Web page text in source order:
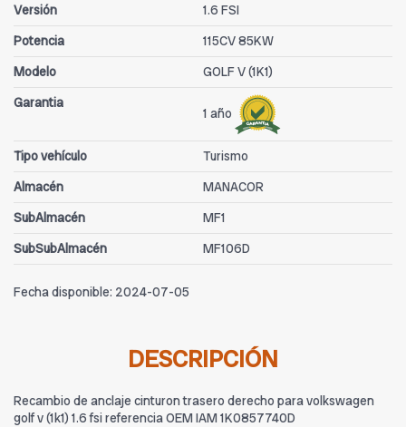
Versión
1.6 FSI
Potencia
115CV 85KW
Modelo
GOLF V (1K1)
Garantia
1 año
Tipo vehículo
Turismo
Almacén
MANACOR
SubAlmacén
MF1
SubSubAlmacén
MF106D
Fecha disponible: 2024-07-05
DESCRIPCIÓN
Recambio de anclaje cinturon trasero derecho para volkswagen
golf v (1k1) 1.6 fsi referencia OEM IAM 1K0857740D